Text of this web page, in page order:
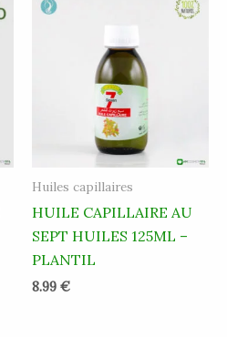
Huiles capillaires
HUILE CAPILLAIRE AU
SEPT HUILES 125ML –
PLANTIL
8.99 €